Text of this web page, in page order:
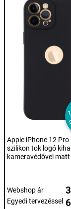
Apple iPhone 12 Pro
szilikon tok logó
kameravédővel
Webshop ár
Egyedi tervezéssel